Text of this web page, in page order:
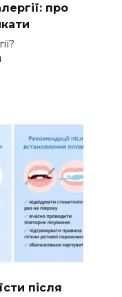
про
після